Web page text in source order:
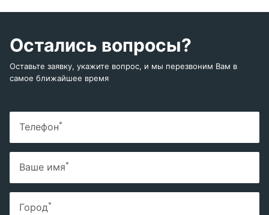
Остались вопросы?
Оставьте заявку, укажите вопрос, и мы перезвоним Вам в
самое ближайшее время
Телефон*
Ваше имя*
Город*